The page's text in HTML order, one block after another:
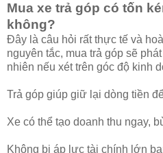
Mua xe trả góp có tốn
không?
Đây là câu hỏi rất thực tế và
nguyên tắc, mua trả góp sẽ
nhiên nếu xét trên góc độ kinh
Trả góp giúp giữ lại dòng tiền
Xe có thể tạo doanh thu ngay,
Không bị áp lực tài chính lớn